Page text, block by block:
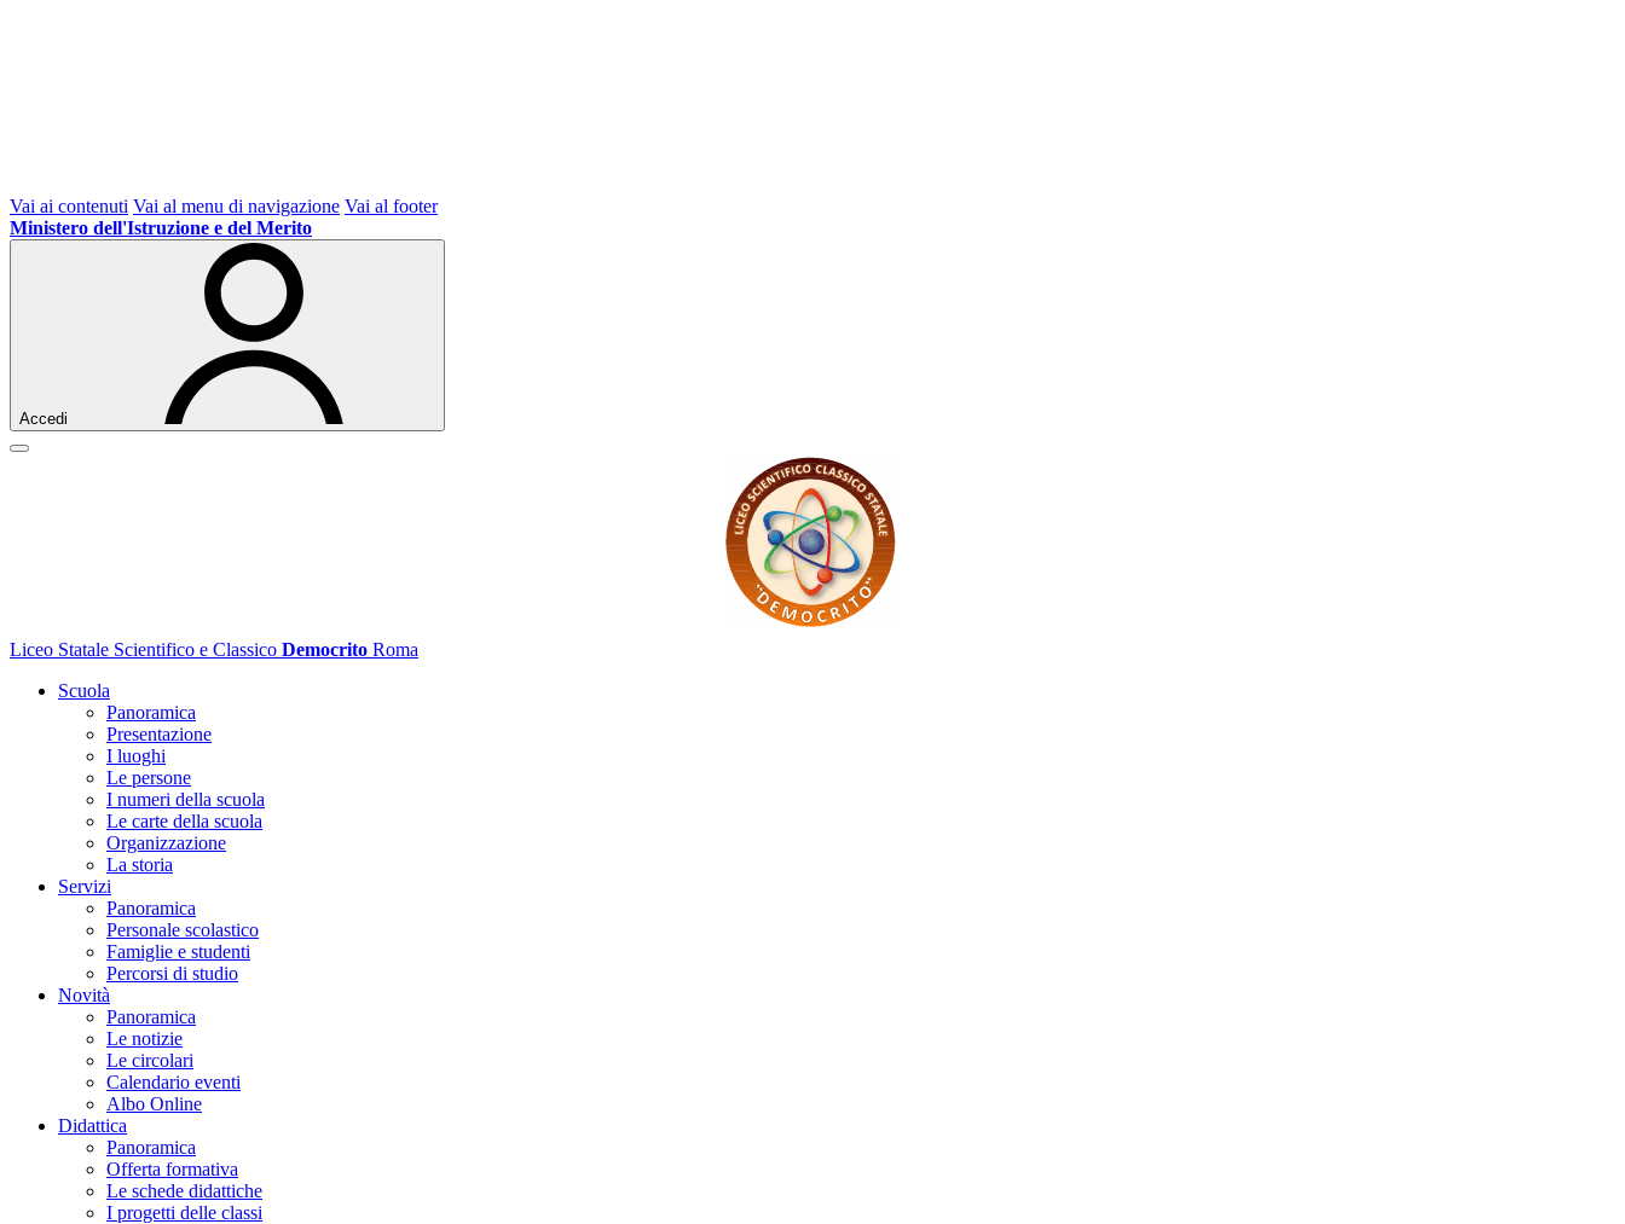
Vai ai contenuti Vai al menu di navigazione Vai al footer
Ministero dell'Istruzione e del Merito
Accedi
Liceo Statale Scientifico e Classico Democrito Roma
Scuola
Panoramica
Presentazione
I luoghi
Le persone
I numeri della scuola
Le carte della scuola
Organizzazione
La storia
Servizi
Panoramica
Personale scolastico
Famiglie e studenti
Percorsi di studio
Novità
Panoramica
Le notizie
Le circolari
Calendario eventi
Albo Online
Didattica
Panoramica
Offerta formativa
Le schede didattiche
I progetti delle classi